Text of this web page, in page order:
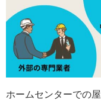
ホームセンターでの